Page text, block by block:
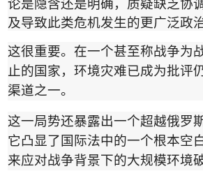
论是隐含还是明确，质疑缺乏协
及导致此类危机发生的更广泛政
这很重要。在一个甚至称战争为
止的国家，环境灾难已成为批评
渠道之一。
这一局势还暴露出一个超越俄罗
它凸显了国际法中的一个根本空
来应对战争背景下的大规模环境破